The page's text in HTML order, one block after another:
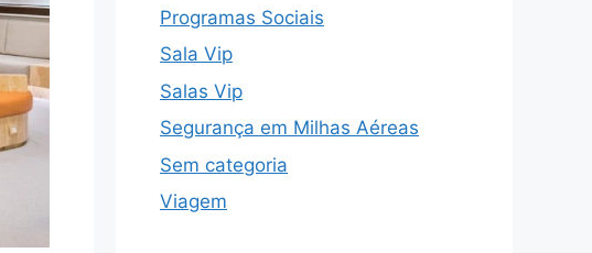
Programas Sociais
Sala Vip
Salas Vip
Segurança em Milhas Aéreas
Sem categoria
Viagem